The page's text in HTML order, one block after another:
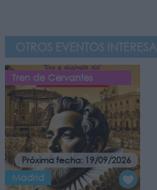
OTROS EVENTOS
Tren de Cervantes
Próxima fecha: 19/09/2026
Madrid